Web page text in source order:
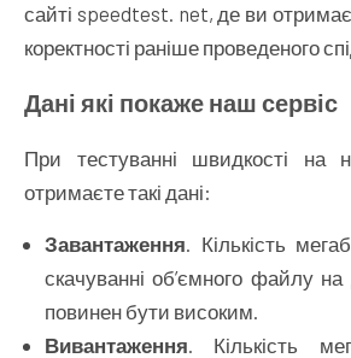
сайті speedtest. net, де ви
коректності раніше проведеного
Дані які покаже наш сервіс
При тестуванні швидкості на
отримаєте такі дані:
Завантаження. Кількість
скачуванні об’ємного файлу
повинен бути високим.
Вивантаження. Кількість